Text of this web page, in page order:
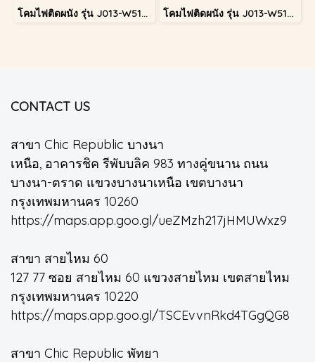
โคมไฟติดผนัง รุ่น J013-W51601/2 โคมไฟติดผนัง รุ่น J013-W51349/2
CONTACT US
สาขา Chic Republic บางนา
เหนือ, อาคารชิค รีพับบลิค 983 ทางคู่ขนาน ถนน
บางนา-ตราด แขวงบางนาเหนือ เขตบางนา
กรุงเทพมหานคร 10260
https://maps.app.goo.gl/ueZMzh217jHMUWxz9
สาขา สายไหม 60
127 77 ซอย สายไหม 60 แขวงสายไหม เขตสายไหม
กรุงเทพมหานคร 10220
https://maps.app.goo.gl/TSCEvvnRkd4TGgQG8
สาขา Chic Republic พัทยา